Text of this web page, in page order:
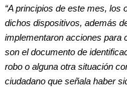
“A principios de este mes, los
dichos dispositivos, además
implementaron acciones para
son el documento de
robo o alguna otra situación
ciudadano que señala haber